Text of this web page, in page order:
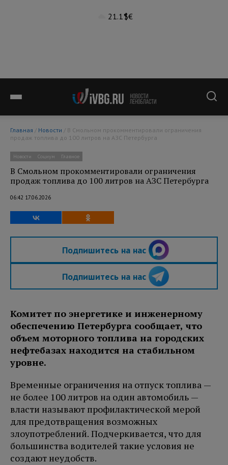
21.1°$€
Главная / Новости
продаж топлива до 100 литров на АЗС Петербурга
Новости Социум Главное
В Смольном прокомментировали ограничения
продаж топлива до 100 литров на АЗС Петербурга
06:42 17.06.2026
Подпишитесь на нас
Подпишитесь на нас
Комитет по энергетике и инженерному
обеспечению Петербурга сообщает, что
объем моторного топлива на городских
нефтебазах находится на стабильном
уровне.
Временные ограничения на отпуск топлива —
не более 100 литров на один автомобиль —
власти называют профилактической мерой
для предотвращения возможных
злоупотреблений. Подчеркивается, что для
большинства водителей такие условия не
создают неудобств.